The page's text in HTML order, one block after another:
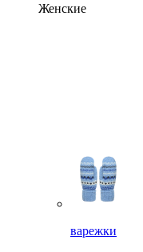
Женские
варежки